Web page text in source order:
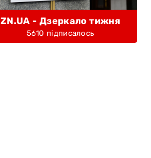
ZN.UA - Дзеркало тижня
5610 підписалось